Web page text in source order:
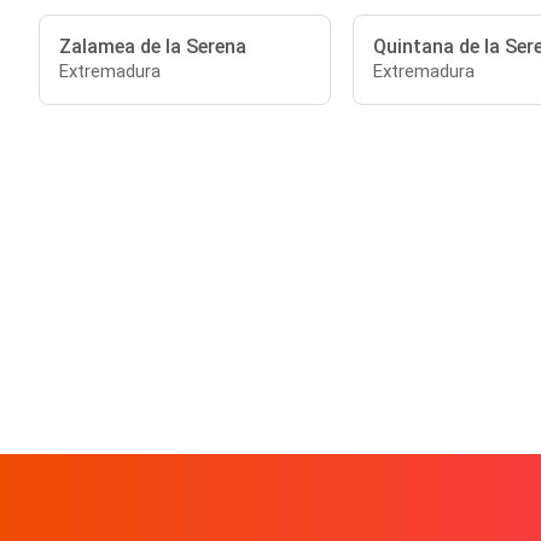
Zalamea de la Serena
Extremadura
Quintana de la
Extremadura